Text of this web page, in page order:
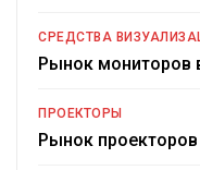
СРЕДСТВА
Рынок мониторов
ПРОЕКТОРЫ
Рынок